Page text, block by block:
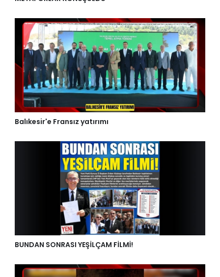
Balıkesir'e Fransız yatırımı
BUNDAN SONRASI YEŞİLÇAM FİLMİ!